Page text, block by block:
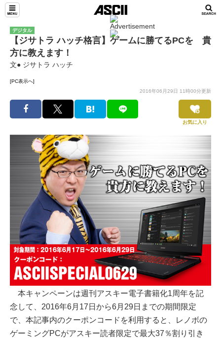
デジタル
【ジサトラ ハッチ格言】ゲームに勝てるPCを 貴
方に教えます！
文● ジサトラ ハッチ
[PC表示へ]
2016年06月29日 11時00分更新
お気に入り
本キャンペーンは週刊アスキー電子書籍化1周年を記
念して、2016年6月17日から6月29日までの期間限定
で、本記事内のクーポンコードを利用すると、レノボの
ゲーミングPCがアスキー読者限定で最大37％割り引き